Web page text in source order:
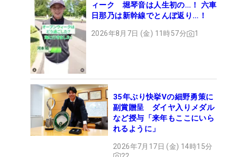
ィーク 堀琴音は人生初の…！ 六車
日那乃は新幹線でとんぼ返り…！
2026年8月7日 (金) 11時57分 1
35年ぶり快挙Vの細野勇策に
副賞贈呈 ダイヤ入りメダル
など授与「来年もここにいら
れるように」
2026年7月17日 (金) 14時15分